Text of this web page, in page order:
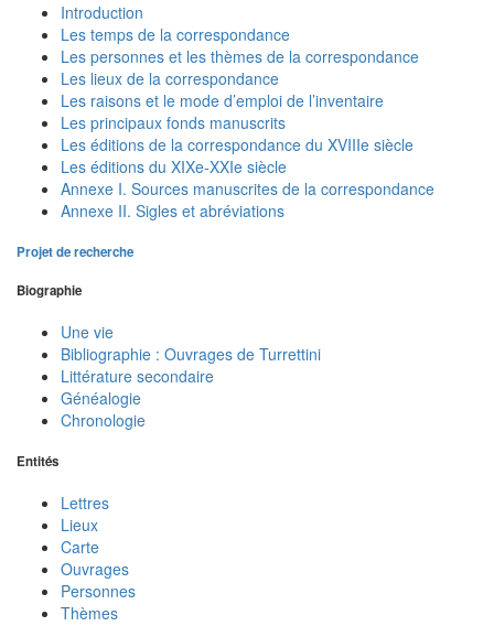
Introduction
Les temps de la correspondance
Les personnes et les thèmes de la correspondance
Les lieux de la correspondance
Les raisons et le mode d’emploi de l’inventaire
Les principaux fonds manuscrits
Les éditions de la correspondance du XVIIIe siècle
Les éditions du XIXe-XXIe siècle
Annexe I. Sources manuscrites de la correspondance
Annexe II. Sigles et abréviations
Projet de recherche
Biographie
Une vie
Bibliographie : Ouvrages de Turrettini
Littérature secondaire
Généalogie
Chronologie
Entités
Lettres
Lieux
Carte
Ouvrages
Personnes
Thèmes